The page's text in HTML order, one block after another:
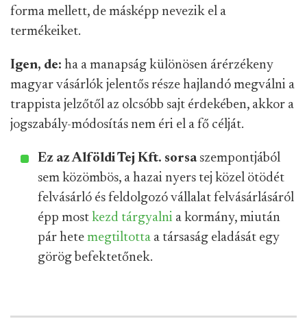
forma mellett, de másképp nevezik el a
termékeiket.
Igen, de: ha a manapság különösen árérzékeny
magyar vásárlók jelentős része hajlandó megválni a
trappista jelzőtől az olcsóbb sajt érdekében, akkor a
jogszabály-módosítás nem éri el a fő célját.
Ez az Alföldi Tej Kft. sorsaszempontjából
sem közömbös, a hazai nyers tej közel ötödét
felvásárló és feldolgozó vállalat felvásárlásáról
épp most kezd tárgyalni a kormány, miután
pár hete megtiltotta a társaság eladását egy
görög befektetőnek.